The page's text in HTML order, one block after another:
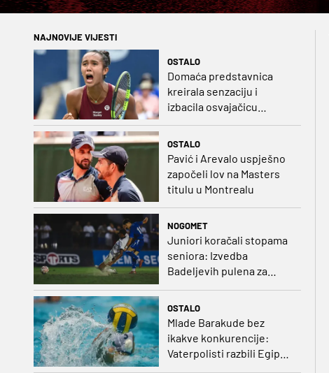
NAJNOVIJE VIJESTI
OSTALO
Domaća predstavnica
kreirala senzaciju i
izbacila osvajačicu
Roland Garrosa
OSTALO
Pavić i Arevalo uspješno
započeli lov na Masters
titulu u Montrealu
NOGOMET
Juniori koračali stopama
seniora: Izvedba
Badeljevih pulena za
OSTALO
Mlade Barakude bez
ikakve konkurencije:
Vaterpolisti razbili Egipat